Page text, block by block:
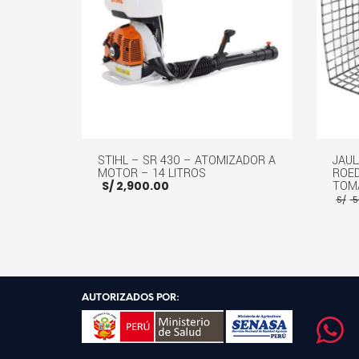
STIHL – SR 430 – ATOMIZADOR A
MOTOR – 14 LITROS
S/ 2,900.00
S/
AUTORIZADOS POR: